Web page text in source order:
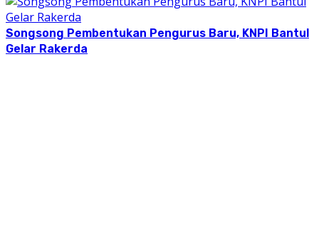
Songsong Pembentukan Pengurus Baru, KNPI Bantul
Gelar Rakerda